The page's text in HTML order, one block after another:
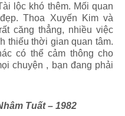
lộc khó thêm. Mối quan
Thoa Xuyến Kim và
căng thẳng, nhiều việc
thiếu thời gian quan tâm.
có thể cảm thông cho
chuyện , bạn đang phải
Tuất – 1982